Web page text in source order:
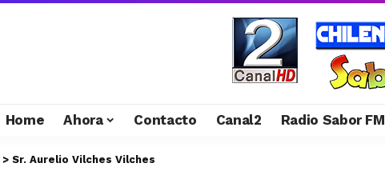
Home Ahora Contacto Canal2 Radio Sabor FM
> Sr. Aurelio Vilches Vilches